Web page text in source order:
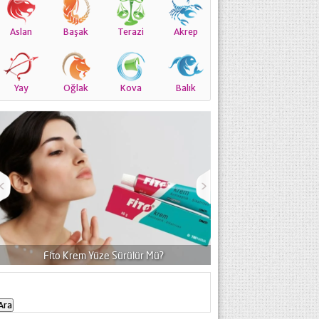
Aslan Başak Terazi Akrep
Yay Oğlak Kova Balık
Yüze Sürülür Mü? Flexo Jel Ne İçin Kullanılır,
Arama: